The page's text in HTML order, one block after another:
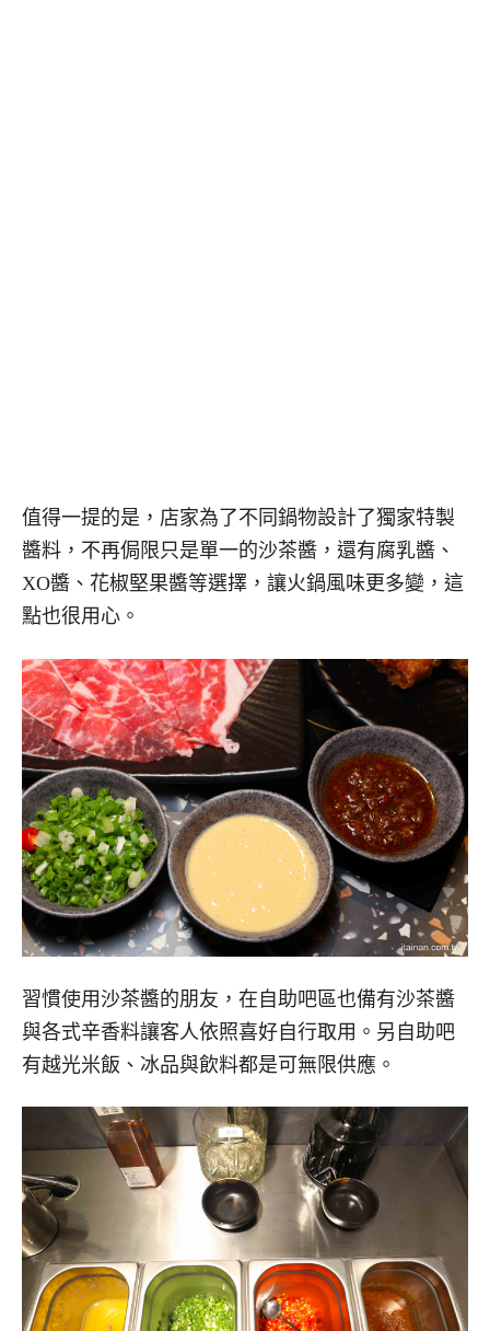
值得一提的是，店家為了不同鍋物設計了獨家特製
醬料，不再侷限只是單一的沙茶醬，還有腐乳醬、
XO醬、花椒堅果醬等選擇，讓火鍋風味更多變，這
點也很用心。
習慣使用沙茶醬的朋友，在自助吧區也備有沙茶醬
與各式辛香料讓客人依照喜好自行取用。另自助吧
有越光米飯、冰品與飲料都是可無限供應。